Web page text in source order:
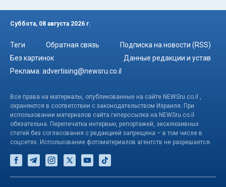
Суббота, 08 августа 2026 г.
Теги Обратная связь
Подписка на новости (RSS)
Без картинок
Данные редакции и устав
Реклама: advertising@newsru.co.il
Все права на материалы, опубликованные на сайте NEWSru.co.il ,
охраняются в соответствии с законодательством Израиля. При
использовании материалов сайта гиперссылка на NEWSru.co.il
обязательна. Перепечатка интервью, репортажей, эксклюзивных
статей без согласования с редакцией запрещена – в том числе в
соцсетях. Использование фотоматериалов агентств не разрешается.